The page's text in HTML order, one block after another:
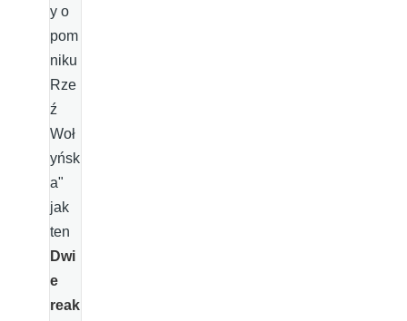
y o
pom
niku
Rze
ź
Woł
yńsk
a"
jak
ten
Dwi
e
reak